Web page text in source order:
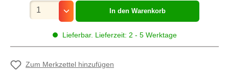
Lieferbar. Lieferzeit: 2 - 5 Werktage
Mengenauswahl
In den Warenkorb
Zum Merkzettel hinzufügen